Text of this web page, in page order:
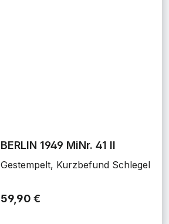
BERLIN 1949 MiNr. 41 II
Gestempelt, Kurzbefund Schlegel
59,90 €